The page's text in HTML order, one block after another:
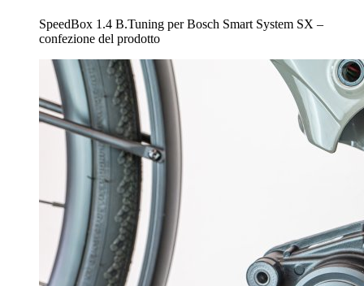
SpeedBox 1.4 B.Tuning per Bosch Smart System SX –
confezione del prodotto